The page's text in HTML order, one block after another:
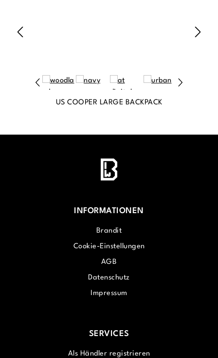
US COOPER LARGE BACKPACK
INFORMATIONEN
Brandit
Cookie-Einstellungen
AGB
Datenschutz
Impressum
SERVICES
Als Händler registrieren